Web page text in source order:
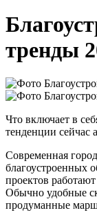
тренды
Что включает в
тенденции сейчас
Современная
благоустроенных
проектов
Обычно удобные
продуманные